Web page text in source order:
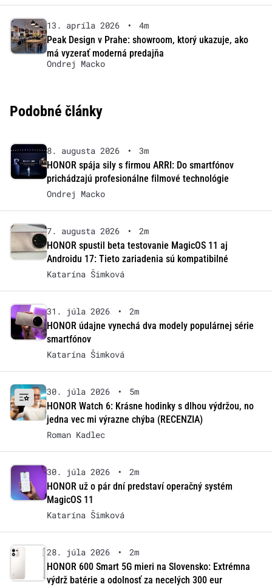
13. apríla 2026 •
4m
Peak Design v Prahe: showroom, ktorý ukazuje, ako
má vyzerať moderná predajňa
Ondrej Macko
Podobné články
8. augusta 2026 •
3m
HONOR spája sily s firmou ARRI: Do smartfónov
prichádzajú profesionálne filmové technológie
Ondrej Macko
7. augusta 2026 •
2m
HONOR spustil beta testovanie MagicOS 11 aj
Androidu 17: Tieto zariadenia sú kompatibilné
Katarína Šimková
31. júla 2026 •
2m
HONOR údajne vynechá dva modely populárnej série
smartfónov
Katarína Šimková
30. júla 2026 •
5m
HONOR Watch 6: Krásne hodinky s dlhou výdržou, no
jedna vec mi výrazne chýba (RECENZIA)
Roman Kadlec
30. júla 2026 •
2m
HONOR už o pár dní predstaví operačný systém
MagicOS 11
Katarína Šimková
28. júla 2026 •
2m
HONOR 600 Smart 5G mieri na Slovensko: Extrémna
výdrž batérie a odolnosť za necelých 300 eur